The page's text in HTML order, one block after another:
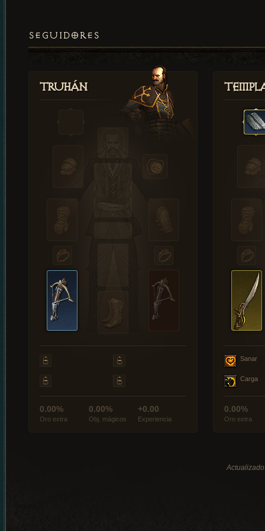
SEGUIDORES
Truhán
0.00%
Oro extra
0.00%
Obj. mágicos
+0.00
Experiencia
Sanar
Carga
0.00%
Oro extra